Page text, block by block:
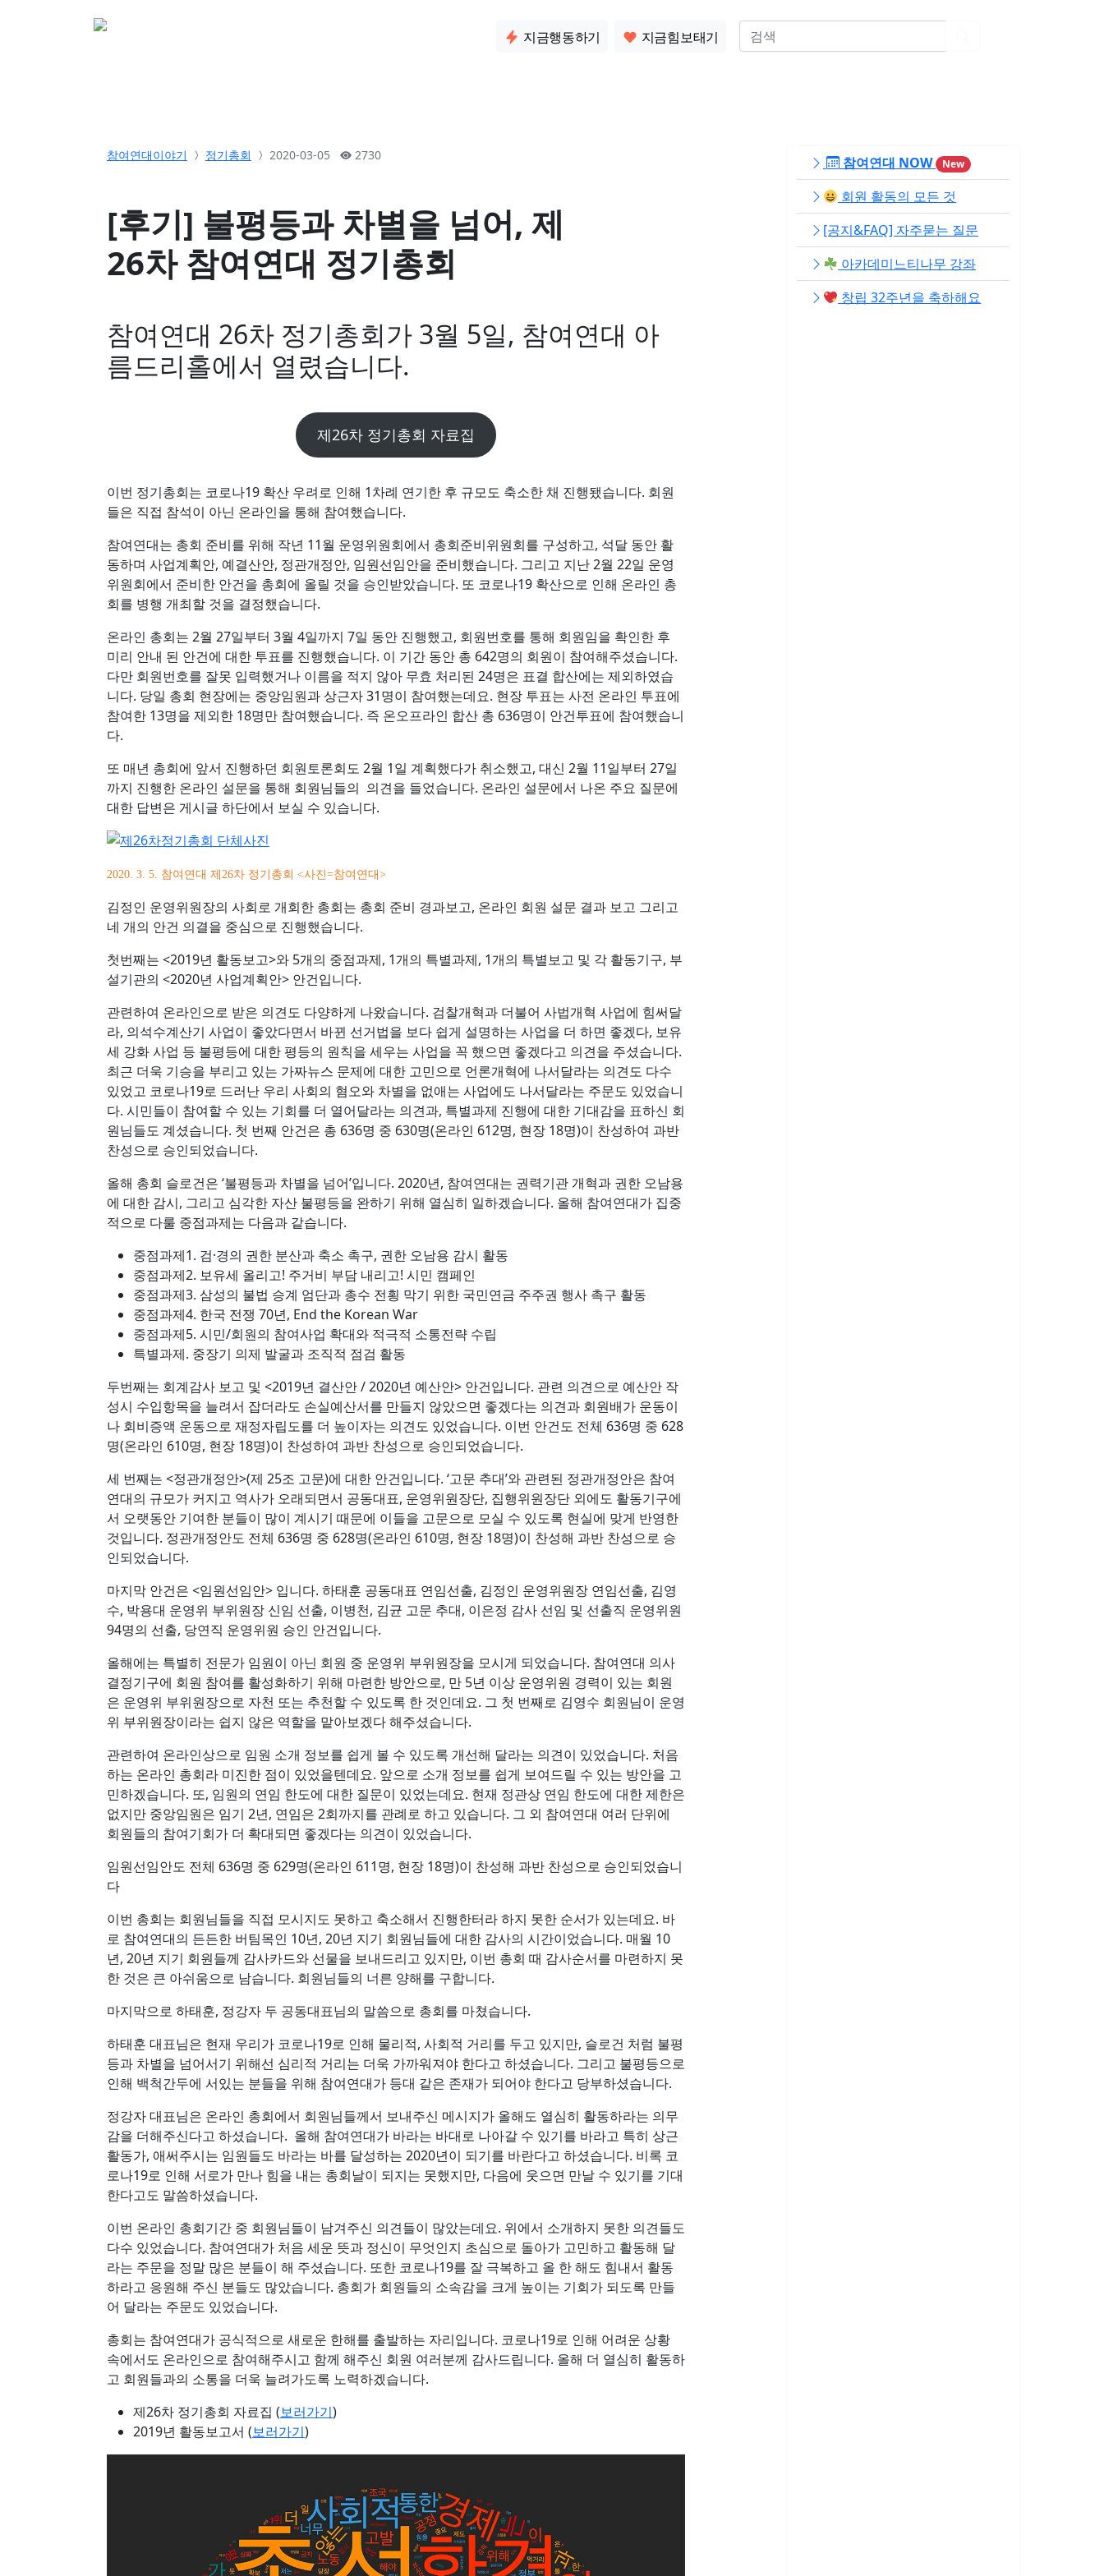
지금행동하기 지금힘보태기
참여연대이야기 정기총회 2020-03-05 2730
[후기] 불평등과 차별을 넘어, 제
26차 참여연대 정기총회
참여연대 26차 정기총회가 3월 5일, 참여연대 아
름드리홀에서 열렸습니다.
제26차 정기총회 자료집
이번 정기총회는 코로나19 확산 우려로 인해 1차례 연기한 후 규모도 축소한 채 진행됐습니다. 회원
들은 직접 참석이 아닌 온라인을 통해 참여했습니다.
참여연대는 총회 준비를 위해 작년 11월 운영위원회에서 총회준비위원회를 구성하고, 석달 동안 활
동하며 사업계획안, 예결산안, 정관개정안, 임원선임안을 준비했습니다. 그리고 지난 2월 22일 운영
위원회에서 준비한 안건을 총회에 올릴 것을 승인받았습니다. 또 코로나19 확산으로 인해 온라인 총
회를 병행 개최할 것을 결정했습니다.
온라인 총회는 2월 27일부터 3월 4일까지 7일 동안 진행했고, 회원번호를 통해 회원임을 확인한 후
미리 안내 된 안건에 대한 투표를 진행했습니다. 이 기간 동안 총 642명의 회원이 참여해주셨습니다.
다만 회원번호를 잘못 입력했거나 이름을 적지 않아 무효 처리된 24명은 표결 합산에는 제외하였습
니다. 당일 총회 현장에는 중앙임원과 상근자 31명이 참여했는데요. 현장 투표는 사전 온라인 투표에
참여한 13명을 제외한 18명만 참여했습니다. 즉 온오프라인 합산 총 636명이 안건투표에 참여했습니
다.
또 매년 총회에 앞서 진행하던 회원토론회도 2월 1일 계획했다가 취소했고, 대신 2월 11일부터 27일
까지 진행한 온라인 설문을 통해 회원님들의 의견을 들었습니다. 온라인 설문에서 나온 주요 질문에
대한 답변은 게시글 하단에서 보실 수 있습니다.
2020. 3. 5. 참여연대 제26차 정기총회 <사진=참여연대>
김정인 운영위원장의 사회로 개회한 총회는 총회 준비 경과보고, 온라인 회원 설문 결과 보고 그리고
네 개의 안건 의결을 중심으로 진행했습니다.
첫번째는 <2019년 활동보고>와 5개의 중점과제, 1개의 특별과제, 1개의 특별보고 및 각 활동기구, 부
설기관의 <2020년 사업계획안> 안건입니다.
관련하여 온라인으로 받은 의견도 다양하게 나왔습니다. 검찰개혁과 더불어 사법개혁 사업에 힘써달
라, 의석수계산기 사업이 좋았다면서 바뀐 선거법을 보다 쉽게 설명하는 사업을 더 하면 좋겠다, 보유
세 강화 사업 등 불평등에 대한 평등의 원칙을 세우는 사업을 꼭 했으면 좋겠다고 의견을 주셨습니다.
최근 더욱 기승을 부리고 있는 가짜뉴스 문제에 대한 고민으로 언론개혁에 나서달라는 의견도 다수
있었고 코로나19로 드러난 우리 사회의 혐오와 차별을 없애는 사업에도 나서달라는 주문도 있었습니
다. 시민들이 참여할 수 있는 기회를 더 열어달라는 의견과, 특별과제 진행에 대한 기대감을 표하신 회
원님들도 계셨습니다. 첫 번째 안건은 총 636명 중 630명(온라인 612명, 현장 18명)이 찬성하여 과반
찬성으로 승인되었습니다.
올해 총회 슬로건은 ‘불평등과 차별을 넘어’입니다. 2020년, 참여연대는 권력기관 개혁과 권한 오남용
에 대한 감시, 그리고 심각한 자산 불평등을 완하기 위해 열심히 일하겠습니다. 올해 참여연대가 집중
적으로 다룰 중점과제는 다음과 같습니다.
중점과제1. 검·경의 권한 분산과 축소 촉구, 권한 오남용 감시 활동
중점과제2. 보유세 올리고! 주거비 부담 내리고! 시민 캠페인
중점과제3. 삼성의 불법 승계 엄단과 총수 전횡 막기 위한 국민연금 주주권 행사 촉구 활동
중점과제4. 한국 전쟁 70년, End the Korean War
중점과제5. 시민/회원의 참여사업 확대와 적극적 소통전략 수립
특별과제. 중장기 의제 발굴과 조직적 점검 활동
두번째는 회계감사 보고 및 <2019년 결산안 / 2020년 예산안> 안건입니다. 관련 의견으로 예산안 작
성시 수입항목을 늘려서 잡더라도 손실예산서를 만들지 않았으면 좋겠다는 의견과 회원배가 운동이
나 회비증액 운동으로 재정자립도를 더 높이자는 의견도 있었습니다. 이번 안건도 전체 636명 중 628
명(온라인 610명, 현장 18명)이 찬성하여 과반 찬성으로 승인되었습니다.
세 번째는 <정관개정안>(제 25조 고문)에 대한 안건입니다. ‘고문 추대’와 관련된 정관개정안은 참여
연대의 규모가 커지고 역사가 오래되면서 공동대표, 운영위원장단, 집행위원장단 외에도 활동기구에
서 오랫동안 기여한 분들이 많이 계시기 때문에 이들을 고문으로 모실 수 있도록 현실에 맞게 반영한
것입니다. 정관개정안도 전체 636명 중 628명(온라인 610명, 현장 18명)이 찬성해 과반 찬성으로 승
인되었습니다.
마지막 안건은 <임원선임안> 입니다. 하태훈 공동대표 연임선출, 김정인 운영위원장 연임선출, 김영
수, 박용대 운영위 부위원장 신임 선출, 이병천, 김균 고문 추대, 이은정 감사 선임 및 선출직 운영위원
94명의 선출, 당연직 운영위원 승인 안건입니다.
올해에는 특별히 전문가 임원이 아닌 회원 중 운영위 부위원장을 모시게 되었습니다. 참여연대 의사
결정기구에 회원 참여를 활성화하기 위해 마련한 방안으로, 만 5년 이상 운영위원 경력이 있는 회원
은 운영위 부위원장으로 자천 또는 추천할 수 있도록 한 것인데요. 그 첫 번째로 김영수 회원님이 운영
위 부위원장이라는 쉽지 않은 역할을 맡아보겠다 해주셨습니다.
관련하여 온라인상으로 임원 소개 정보를 쉽게 볼 수 있도록 개선해 달라는 의견이 있었습니다. 처음
하는 온라인 총회라 미진한 점이 있었을텐데요. 앞으로 소개 정보를 쉽게 보여드릴 수 있는 방안을 고
민하겠습니다. 또, 임원의 연임 한도에 대한 질문이 있었는데요. 현재 정관상 연임 한도에 대한 제한은
없지만 중앙임원은 임기 2년, 연임은 2회까지를 관례로 하고 있습니다. 그 외 참여연대 여러 단위에
회원들의 참여기회가 더 확대되면 좋겠다는 의견이 있었습니다.
임원선임안도 전체 636명 중 629명(온라인 611명, 현장 18명)이 찬성해 과반 찬성으로 승인되었습니
다
이번 총회는 회원님들을 직접 모시지도 못하고 축소해서 진행한터라 하지 못한 순서가 있는데요. 바
로 참여연대의 든든한 버팀목인 10년, 20년 지기 회원님들에 대한 감사의 시간이었습니다. 매월 10
년, 20년 지기 회원들께 감사카드와 선물을 보내드리고 있지만, 이번 총회 때 감사순서를 마련하지 못
한 것은 큰 아쉬움으로 남습니다. 회원님들의 너른 양해를 구합니다.
마지막으로 하태훈, 정강자 두 공동대표님의 말씀으로 총회를 마쳤습니다.
하태훈 대표님은 현재 우리가 코로나19로 인해 물리적, 사회적 거리를 두고 있지만, 슬로건 처럼 불평
등과 차별을 넘어서기 위해선 심리적 거리는 더욱 가까워져야 한다고 하셨습니다. 그리고 불평등으로
인해 백척간두에 서있는 분들을 위해 참여연대가 등대 같은 존재가 되어야 한다고 당부하셨습니다.
정강자 대표님은 온라인 총회에서 회원님들께서 보내주신 메시지가 올해도 열심히 활동하라는 의무
감을 더해주신다고 하셨습니다. 올해 참여연대가 바라는 바대로 나아갈 수 있기를 바라고 특히 상근
활동가, 애써주시는 임원들도 바라는 바를 달성하는 2020년이 되기를 바란다고 하셨습니다. 비록 코
로나19로 인해 서로가 만나 힘을 내는 총회날이 되지는 못했지만, 다음에 웃으면 만날 수 있기를 기대
한다고도 말씀하셨습니다.
이번 온라인 총회기간 중 회원님들이 남겨주신 의견들이 많았는데요. 위에서 소개하지 못한 의견들도
다수 있었습니다. 참여연대가 처음 세운 뜻과 정신이 무엇인지 초심으로 돌아가 고민하고 활동해 달
라는 주문을 정말 많은 분들이 해 주셨습니다. 또한 코로나19를 잘 극복하고 올 한 해도 힘내서 활동
하라고 응원해 주신 분들도 많았습니다. 총회가 회원들의 소속감을 크게 높이는 기회가 되도록 만들
어 달라는 주문도 있었습니다.
총회는 참여연대가 공식적으로 새로운 한해를 출발하는 자리입니다. 코로나19로 인해 어려운 상황
속에서도 온라인으로 참여해주시고 함께 해주신 회원 여러분께 감사드립니다. 올해 더 열심히 활동하
고 회원들과의 소통을 더욱 늘려가도록 노력하겠습니다.
제26차 정기총회 자료집 (보러가기)
2019년 활동보고서 (보러가기)
참여연대 NOW New
회원 활동의 모든 것
[공지&FAQ] 자주묻는 질문
아카데미느티나무 강좌
창립 32주년을 축하해요